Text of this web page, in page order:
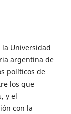
Universidad
argentina de
políticos de
los que
y el
con la